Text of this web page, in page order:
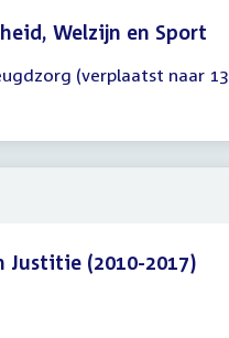
Welzijn en Sport
(verplaatst naar 13
Justitie (2010-2017)